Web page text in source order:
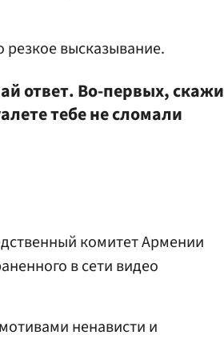
высказывание.
ответ. Во-первых, скажи
тебе не сломали
комитет Армении
в сети видео
ненависти и